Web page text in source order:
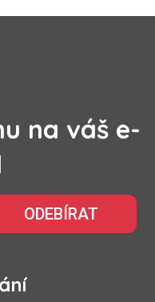
na váš e-
ODEBÍRAT